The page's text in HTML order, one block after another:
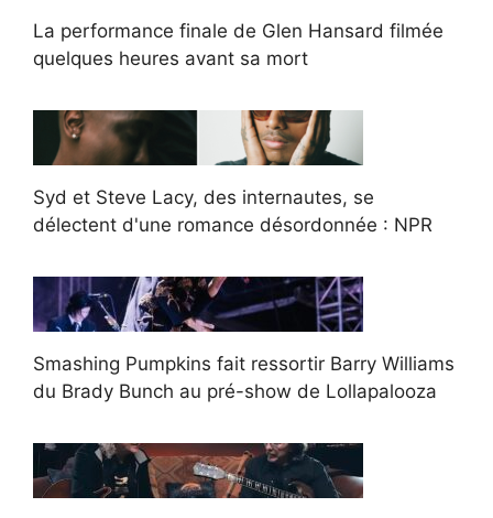
La performance finale de Glen Hansard filmée
quelques heures avant sa mort
Syd et Steve Lacy, des internautes, se
délectent d'une romance désordonnée : NPR
Smashing Pumpkins fait ressortir Barry Williams
du Brady Bunch au pré-show de Lollapalooza